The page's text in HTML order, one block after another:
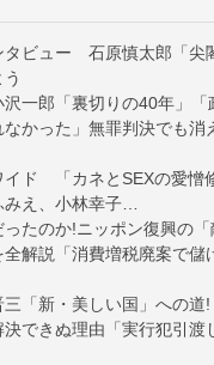
タビュー 石原慎太郎「尖
一郎「裏切りの40年」「
なかった」無罪判決でも消
イド 「カネとSEXの愛
え、小林幸子…
たのか!ニッポン復興の
全解説「消費増税廃案で儲
「新・美しい国」への道
決できぬ理由「実行犯引渡